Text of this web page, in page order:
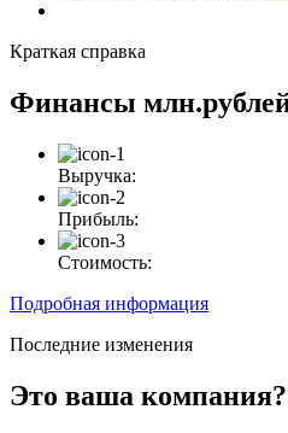
Краткая справка
Финансы
Выручка:
Прибыль:
Стоимость:
Подробная информация
Последние изменения
Это ваша компания?